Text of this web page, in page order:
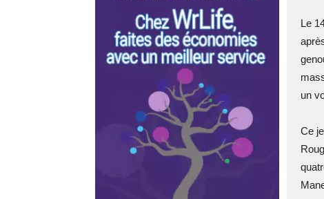
Le
un
Ce